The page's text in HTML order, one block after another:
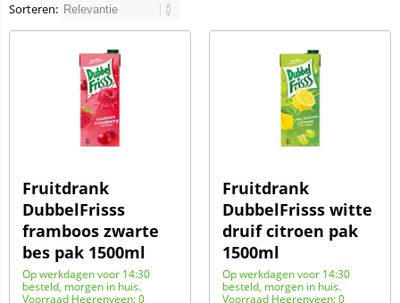
Sorteren:
Fruitdrank
DubbelFrisss
framboos zwarte
bes pak 1500ml
Op werkdagen voor 14:30
besteld, morgen in huis.
Voorraad Heerenveen: 0
Fruitdrank
DubbelFrisss witte
druif citroen pak
1500ml
Op werkdagen voor 14:30
besteld, morgen in huis.
Voorraad Heerenveen: 0